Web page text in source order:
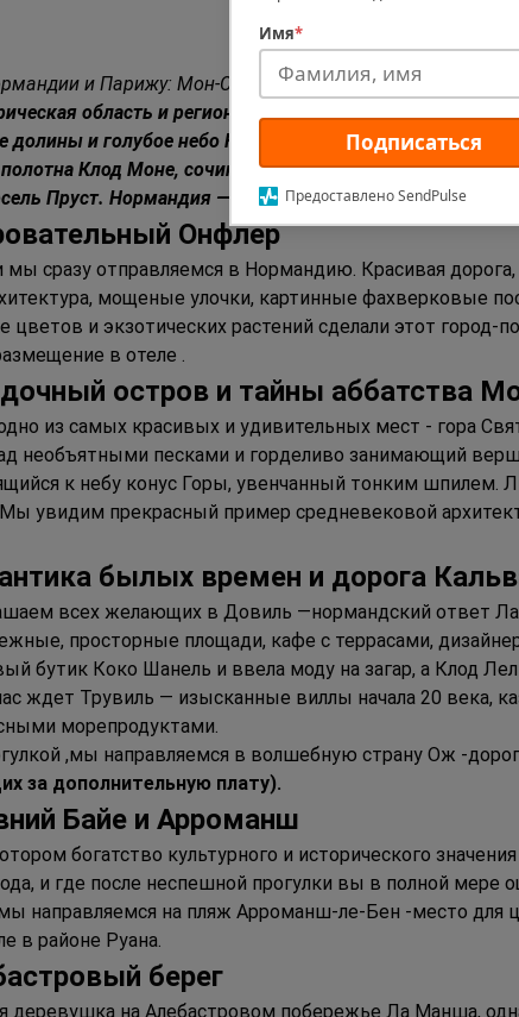
Имя*
Подписаться
Предоставлено SendPulse
и Парижу: Мон-Сен-Мишель, пляжи высадки,
область и регион, расположенный на северо-
и голубое небо Нормандии всегда вдохновляли
Клод Моне, сочинял роман «Мадам Бовари»
Пруст. Нормандия — это знаменитые сыры,
Онфлер
сразу отправляемся в Нормандию. Красивая
мощеные улочки, картинные фахверковые
цветов и экзотических растений сделали этот город-
в отеле .
остров и тайны аббатства
из самых красивых и удивительных мест - гора
необъятными песками и горделиво занимающий
к небу конус Горы, увенчанный тонким шпилем.
Мы увидим прекрасный пример средневековой
былых времен и дорога
всех желающих в Довиль —нормандский ответ
просторные площади, кафе с террасами,
бутик Коко Шанель и ввела моду на загар, а Клод
ждет Трувиль — изысканные виллы начала 20 века,
морепродуктами.
,мы направляемся в волшебную страну Ож -
за дополнительную плату).
Байе и Арроманш
богатство культурного и исторического
и где после неспешной прогулки вы в полной мере
направляемся на пляж Арроманш-ле-Бен -место для
в районе Руана.
берег
деревушка на Алебастровом побережье Ла Манша,